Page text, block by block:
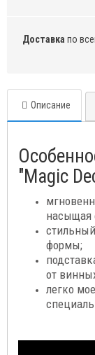
Доставка по
Описание
"Magic
насыщая
формы;
от
легко